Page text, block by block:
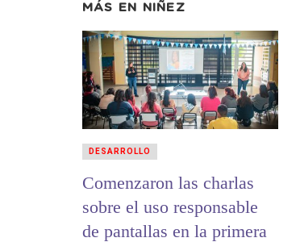
MÁS EN NIÑEZ
Comenzaron las charlas
sobre el uso responsable
de pantallas en la primera
DESARROLLO